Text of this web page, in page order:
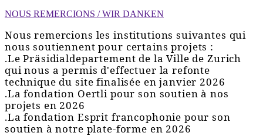
NOUS REMERCIONS / WIR DANKEN
Nous remercions les institutions suivantes qui
nous soutiennent pour certains projets :
.Le Präsidialdepartement de la Ville de Zurich
qui nous a permis d'effectuer la refonte
technique du site finalisée en janvier 2026
.La fondation Oertli pour son soutien à nos
projets en 2026
.La fondation Esprit francophonie pour son
soutien à notre plate-forme en 2026